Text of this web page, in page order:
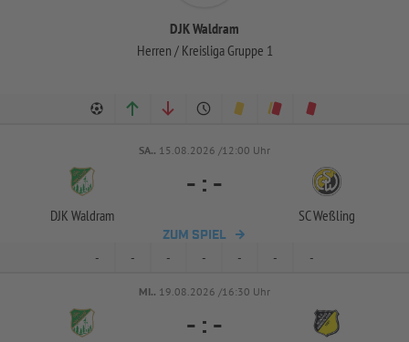
DJK Waldram
Herren / Kreisliga Gruppe 1
SA.. 15.08.2026 /12:00 Uhr
DJK Waldram
- : -
SC Weßling
ZUM SPIEL
- - - - - - -
MI.. 19.08.2026 /16:30 Uhr
- : -